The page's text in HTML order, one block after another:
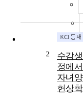
2
수감
정에
자녀
현상